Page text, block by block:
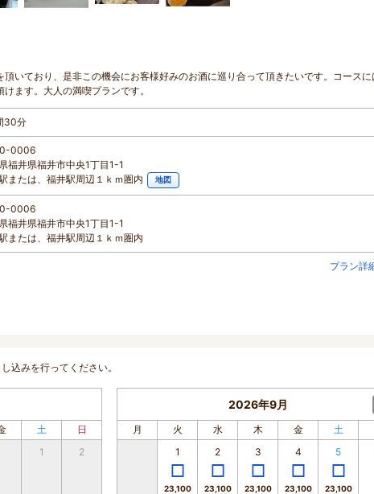
いており、是非この機会にお客様好みのお酒に巡り合って頂きたいです。コースに
ます。大人の満喫プランです。
30分
0006
福井県福井市中央1丁目1-1
または、福井駅周辺１ｋｍ圏内
地図
0006
福井県福井市中央1丁目1-1
または、福井駅周辺１ｋｍ圏内
プラン詳
込みを行ってください。
土
日
1
2
2026年9月
月 火 水 木 金 土
1
23,100
2
23,100
3
23,100
4
23,100
5
23,100